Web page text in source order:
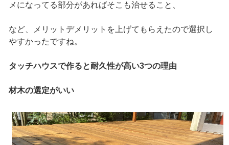
メになってる部分があればそこも治せること、
など、メリットデメリットを上げてもらえたので選択し
やすかったですね。
タッチハウスで作ると耐久性が高い3つの理由
材木の選定がいい